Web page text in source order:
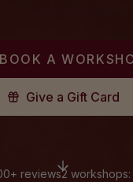
BOOK A
Give a Gift Card
reviews2
Voir nos